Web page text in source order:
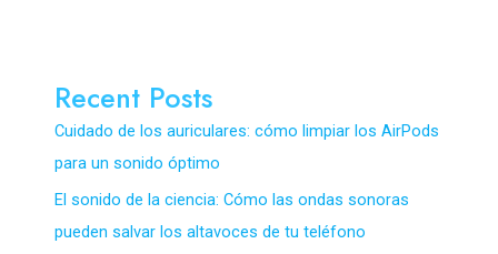
Recent Posts
Cuidado de los auriculares: cómo limpiar los AirPods
para un sonido óptimo
El sonido de la ciencia: Cómo las ondas sonoras
pueden salvar los altavoces de tu teléfono